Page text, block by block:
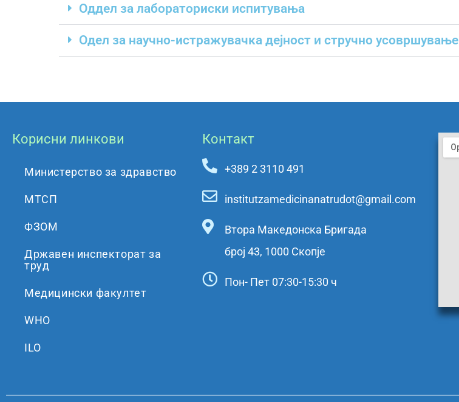
Оддел за лабораториски испитувања
Oдел за научно-истражувачка дејност и стручно усовршување
Корисни линкови
Министерство за здравство
МТСП
ФЗОМ
Државен инспекторат за
труд
Медицински факултет
WHO
ILO
Контакт
+389 2 3110 491
institutzamedicinanatrudot@gmail.com
Втора Македонска Бригада
број 43, 1000 Скопје
Пон- Пет 07:30-15:30 ч